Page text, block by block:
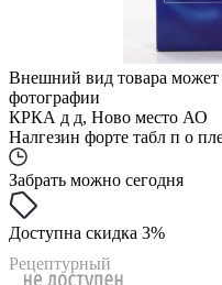
Внешний вид товара может
фотографии
КРКА д д, Ново место АО
Налгезин форте табл п о
Забрать можно сегодня
Доступна скидка 3%
Рецептурный